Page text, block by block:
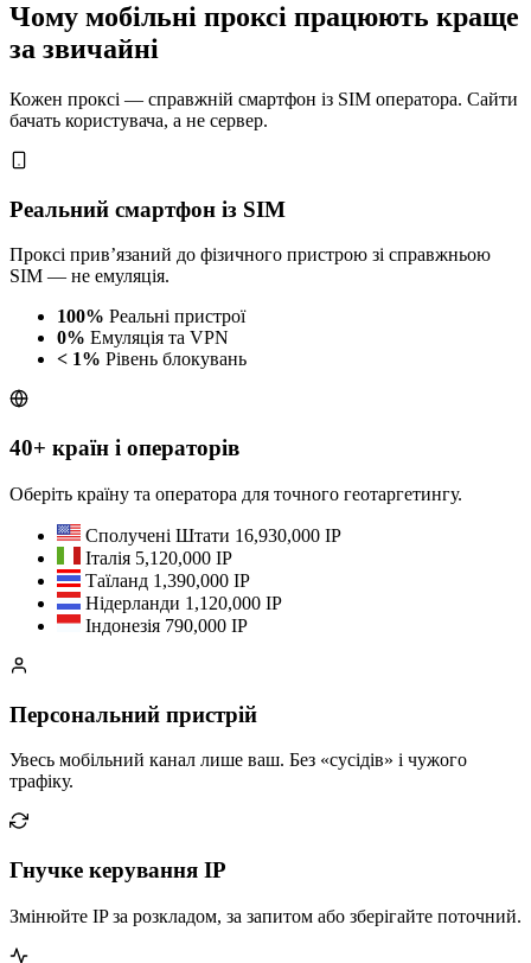
Чому мобільні проксі працюють краще
за звичайні
Кожен проксі — справжній смартфон із SIM оператора. Сайти
бачать користувача, а не сервер.
Реальний смартфон із SIM
Проксі прив’язаний до фізичного пристрою зі справжньою
SIM — не емуляція.
100% Реальні пристрої
0% Емуляція та VPN
< 1% Рівень блокувань
40+ країн і операторів
Оберіть країну та оператора для точного геотаргетингу.
Сполучені Штати 16,930,000 IP
Італія 5,120,000 IP
Таїланд 1,390,000 IP
Нідерланди 1,120,000 IP
Індонезія 790,000 IP
Персональний пристрій
Увесь мобільний канал лише ваш. Без «сусідів» і чужого
трафіку.
Гнучке керування IP
Змінюйте IP за розкладом, за запитом або зберігайте поточний.